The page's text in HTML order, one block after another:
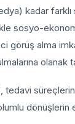
kadar
sosyo-
görüş alma
olanak
dönüşlerin